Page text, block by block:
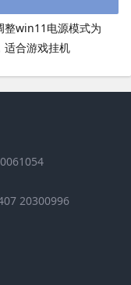
整win11电源模式为
合游戏挂机
20300996